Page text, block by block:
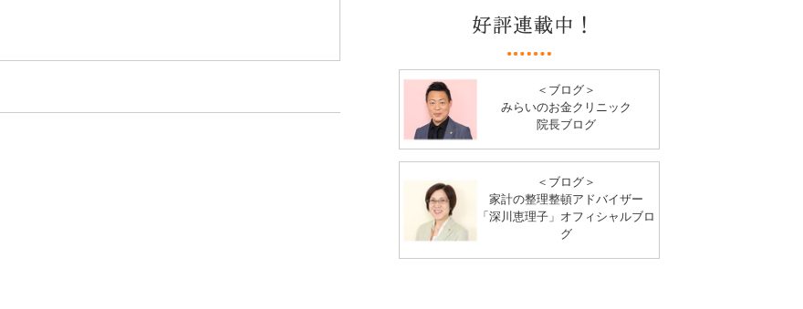
＜ブログ＞
みらいのお金クリニック
院長ブログ
＜ブログ＞
家計の整理整頓アドバイザー
「深川恵理子」オフィシャルブロ
グ